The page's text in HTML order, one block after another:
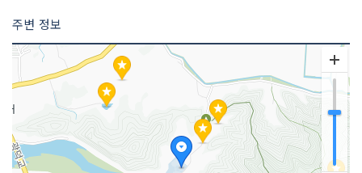
영업시간
쉬는날
판매 품목 민속공예품 하회탈
주변 정보